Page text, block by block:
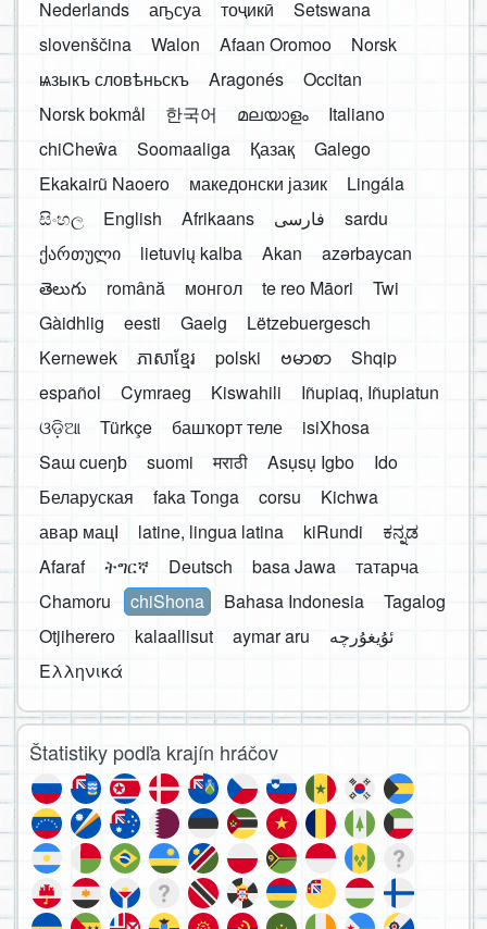
Nederlands аҧсуа тоҷикӣ
Setswana
slovenščina
Walon Afaan Oromoo
Norsk
ѩзыкъ словѣньскъ
Aragonés
Occitan
Norsk bokmål
한국어 മലയാളം
Italiano
chiCheŵa
Soomaaliga Қазақ
Galego
Ekakairũ Naoero
македонски јазик
Lingála
සිංහල
English Afrikaans فارسی
sardu
ქართული
lietuvių kalba Akan
azərbaycan
తెలుగు
română монгол te reo Māori
Twi
Gàidhlig
eesti Gaelg
Lëtzebuergesch
Kernewek
ភាសាខ្មែរ polski ဗမာစာ
Shqip
español
Cymraeg Kiswahili
Iñupiaq, Iñupiatun
ଓଡ଼ିଆ
Türkçe башҡорт теле
isiXhosa
Saɯ cueŋƅ
suomi मराठी Asụsụ Igbo
Ido
Беларуская
faka Tonga corsu
Kichwa
авар мацӀ
latine, lingua latina kiRundi
ಕನ್ನಡ
Afaraf
ትግርኛ Deutsch basa Jawa
татарча
Chamoru
chiShona Bahasa Indonesia
Tagalog
Otjiherero
kalaallisut aymar aru
Ελληνικά
Štatistiky podľa krajín hráčov